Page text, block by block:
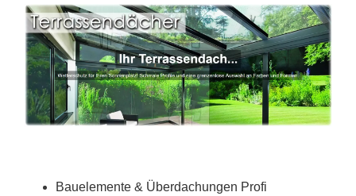
Bauelemente & Überdachungen Profi